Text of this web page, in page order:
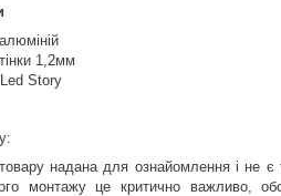
1,2мм
Story
надана для ознайомлення і не
монтажу це критично важливо,